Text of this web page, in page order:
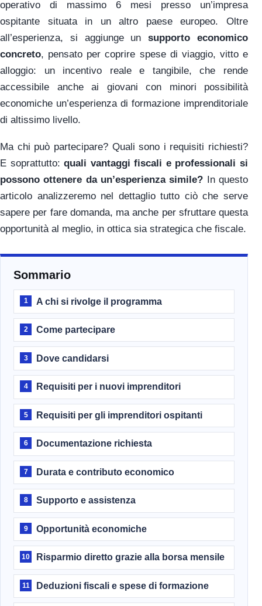
operativo di massimo 6 mesi presso un’impresa
ospitante situata in un altro paese europeo. Oltre
all’esperienza, si aggiunge unsupporto economico
concreto, pensato per coprire spese di viaggio, vitto e
alloggio: un incentivo reale e tangibile, che rende
accessibile anche ai giovani con minori possibilità
economiche un’esperienza di formazione imprenditoriale
di altissimo livello.
Ma chi può partecipare? Quali sono i requisiti richiesti?
E soprattutto:quali vantaggi fiscali e professionali si
possono ottenere da un’esperienza simile?
In questo
articolo analizzeremo nel dettaglio tutto ciò che serve
sapere per fare domanda, ma anche per sfruttare questa
opportunità al meglio, in ottica sia strategica che fiscale.
Sommario
1 A chi si rivolge il programma
2 Come partecipare
3 Dove candidarsi
4 Requisiti per i nuovi imprenditori
5 Requisiti per gli imprenditori ospitanti
6 Documentazione richiesta
7 Durata e contributo economico
8 Supporto e assistenza
9 Opportunità economiche
10 Risparmio diretto grazie alla borsa mensile
11 Deduzioni fiscali e spese di formazione